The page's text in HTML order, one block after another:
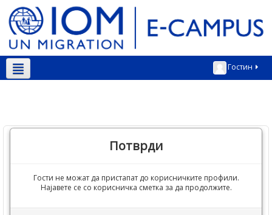
Гостин
Потврди
Гости не можат да пристапат до корисничките профили.
Најавете се со корисничка сметка за да продолжите.